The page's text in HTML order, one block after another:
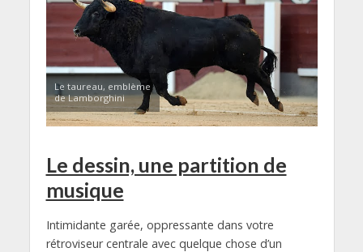
Le taureau, emblème
de Lamborghini
Le dessin, une partition de
musique
Intimidante garée, oppressante dans votre
rétroviseur centrale avec quelque chose d’un